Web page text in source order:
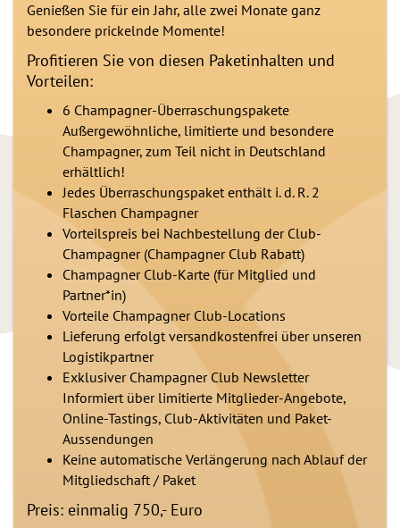
Genießen Sie für ein Jahr, alle zwei Monate ganz
besondere prickelnde Momente!
Profitieren Sie von diesen Paketinhalten und
Vorteilen:
6 Champagner-Überraschungspakete
Außergewöhnliche, limitierte und besondere
Champagner, zum Teil nicht in Deutschland
erhältlich!
Jedes Überraschungspaket enthält i. d. R. 2
Flaschen Champagner
Vorteilspreis bei Nachbestellung der Club-
Champagner (Champagner Club Rabatt)
Champagner Club-Karte (für Mitglied und
Partner*in)
Vorteile Champagner Club-Locations
Lieferung erfolgt versandkostenfrei über unseren
Logistikpartner
Exklusiver Champagner Club Newsletter
Informiert über limitierte Mitglieder-Angebote,
Online-Tastings, Club-Aktivitäten und Paket-
Aussendungen
Keine automatische Verlängerung nach Ablauf der
Mitgliedschaft / Paket
Preis: einmalig 750,- Euro